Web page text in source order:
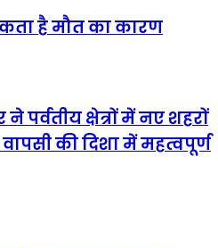
है मौत का कारण
पर्वतीय क्षेत्रों में नए शहरों
की दिशा में महत्वपूर्ण